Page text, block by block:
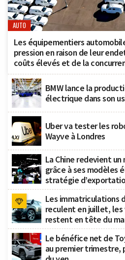
AUTO
Les équipementiers
pression en raison de leur
coûts élevés et de la
BMW lance la
électrique dans son
Uber va tester les
Wayve à Londres
La Chine redevient un
grâce à ses modèles
stratégie
Les immatriculations
reculent en juillet,
restent en tête du
Le bénéfice net de
au premier trimestre,